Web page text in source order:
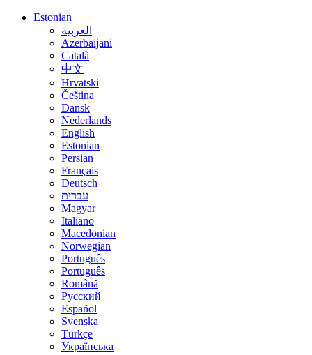
Estonian
العربية
Azerbaijani
Català
中文
Hrvatski
Čeština
Dansk
Nederlands
English
Estonian
Persian
Français
Deutsch
עברית
Magyar
Italiano
Macedonian
Norwegian
Português
Português
Română
Русский
Español
Svenska
Türkçe
Українська